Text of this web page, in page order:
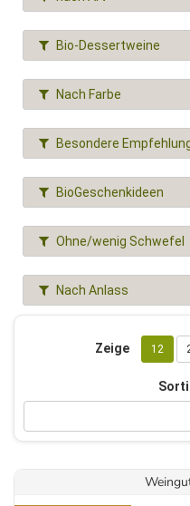
Bio-Dessertweine
Nach Farbe
Besondere
BioGeschenkideen
Ohne/wenig Schwefel
Nach Anlass
Zeige 12